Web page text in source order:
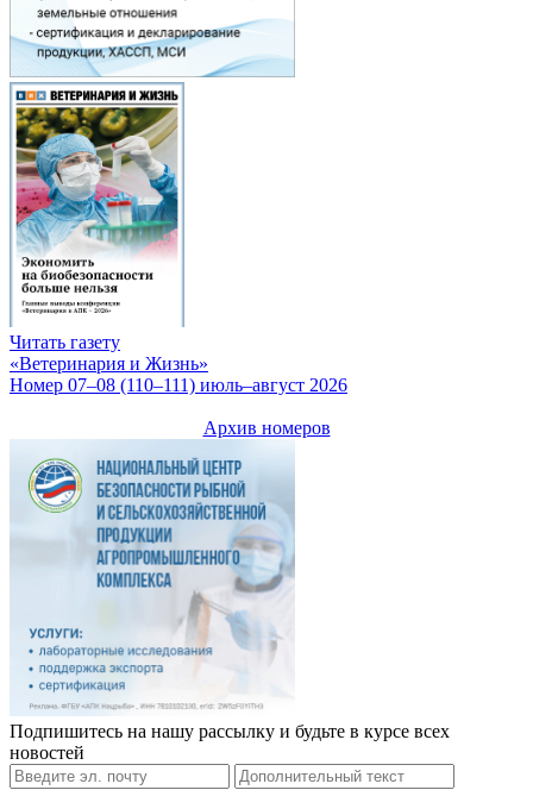
Читать газету
«Ветеринария и Жизнь»
Номер 07–08 (110–111) июль–август 2026
Архив номеров
Подпишитесь на нашу рассылку и будьте в курсе всех
новостей